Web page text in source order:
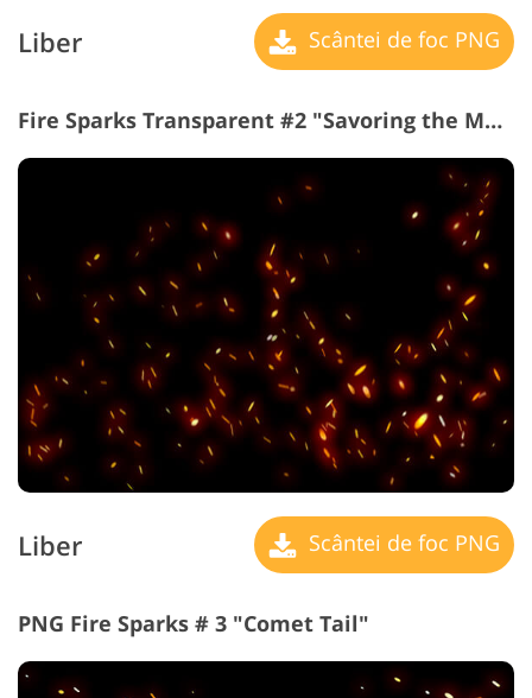
Liber Scântei de foc PNG
Fire Sparks Transparent #2 "Savoring the Moment"
Liber Scântei de foc PNG
PNG Fire Sparks # 3 "Comet Tail"